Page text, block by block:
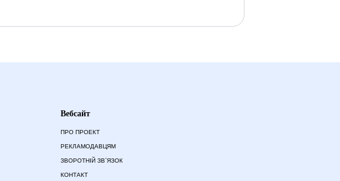
Вебсайт
ПРО ПРОЕКТ
РЕКЛАМОДАВЦЯМ
ЗВОРОТНІЙ ЗВ`ЯЗОК
КОНТАКТ